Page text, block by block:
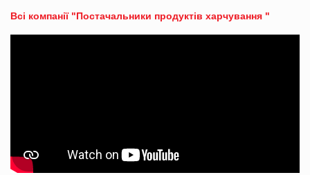
Всі компанії "Постачальники продуктів харчування "